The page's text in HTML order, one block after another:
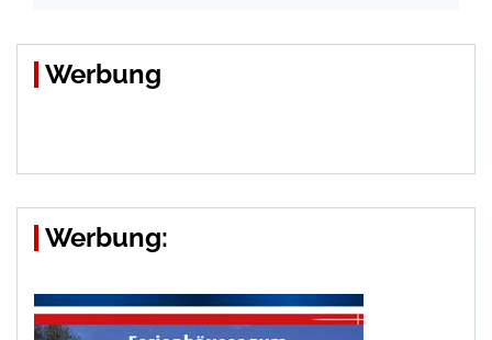
Werbung
Werbung: